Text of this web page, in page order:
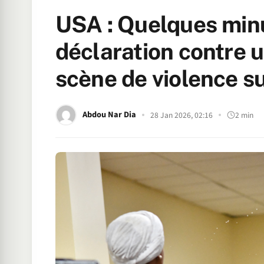
USA : Quelques
déclaration contre
scène de violence
Abdou Nar Dia 28 Jan 2026, 02:16 2 min